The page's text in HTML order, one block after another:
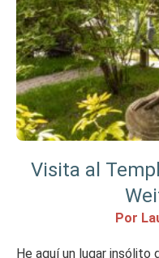
Visita al
Por
He aquí un lugar insólito